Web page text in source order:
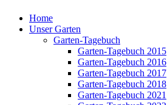
Home
Unser Garten
Garten-Tagebuch
Garten-Tagebuch 2015
Garten-Tagebuch 2016
Garten-Tagebuch 2017
Garten-Tagebuch 2018
Garten-Tagebuch 2021